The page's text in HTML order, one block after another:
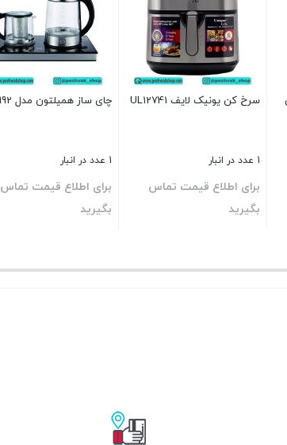
سرخ کن یونیک لایف UL12741
1 عدد در انبار
برای اطلاع قیمت تماس
بگیرید
چای ساز همیلتون مدل 992
1 عدد در انبار
برای اطلاع قیمت تماس
بگیرید